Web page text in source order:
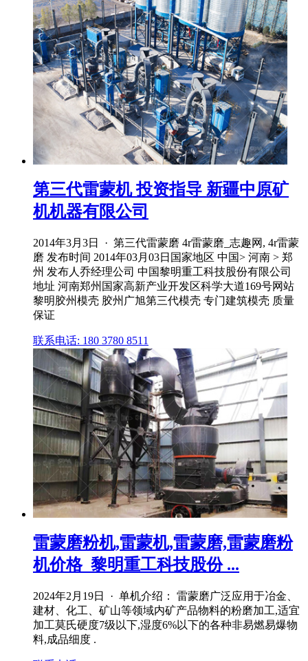
第三代雷蒙机 投资指导 新疆中原矿
机机器有限公司
2014年3月3日 · 第三代雷蒙磨 4r雷蒙磨_志趣网, 4r雷蒙
磨 发布时间 2014年03月03日国家地区 中国> 河南 > 郑
州 发布人乔经理公司 中国黎明重工科技股份有限公司
地址 河南郑州国家高新产业开发区科学大道169号网站
黎明胶州模壳 胶州广旭第三代模壳 专门建筑模壳 质量
保证
联系电话: 180 3780 8511
雷蒙磨粉机,雷蒙机,雷蒙磨,雷蒙磨粉
机价格_黎明重工科技股份 ...
2024年2月19日 · 单机介绍： 雷蒙磨广泛应用于冶金、
建材、化工、矿山等领域内矿产品物料的粉磨加工,适宜
加工莫氏硬度7级以下,湿度6%以下的各种非易燃易爆物
料,成品细度 .